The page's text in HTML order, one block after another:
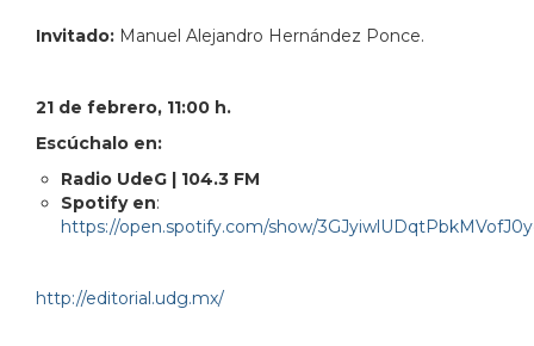
Invitado: Manuel Alejandro Hernández Ponce.
21 de febrero, 11:00 h.
Escúchalo en:
Radio UdeG | 104.3 FM
Spotify en:
https://open.spotify.com/show/
http://editorial.udg.mx/